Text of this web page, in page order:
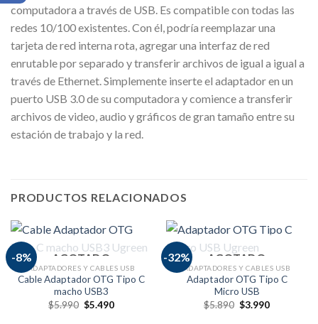
computadora a través de USB. Es compatible con todas las
redes 10/100 existentes. Con él, podría reemplazar una
tarjeta de red interna rota, agregar una interfaz de red
enrutable por separado y transferir archivos de igual a igual a
través de Ethernet. Simplemente inserte el adaptador en un
puerto USB 3.0 de su computadora y comience a transferir
archivos de video, audio y gráficos de gran tamaño entre su
estación de trabajo y la red.
PRODUCTOS RELACIONADOS
-8% AGOTADO
ADAPTADORES Y CABLES USB
Cable Adaptador OTG Tipo C
macho USB3
$5.990 $5.490
-32% AGOTADO
ADAPTADORES Y CABLES USB
Adaptador OTG Tipo C
Micro USB
$5.890 $3.990